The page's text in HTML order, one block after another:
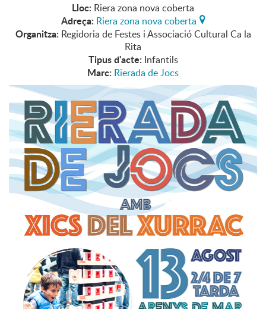
Lloc: Riera zona nova coberta
Adreça: Riera zona nova coberta
Organitza: Regidoria de Festes i Associació Cultural Ca la
Rita
Tipus d'acte: Infantils
Marc: Rierada de Jocs